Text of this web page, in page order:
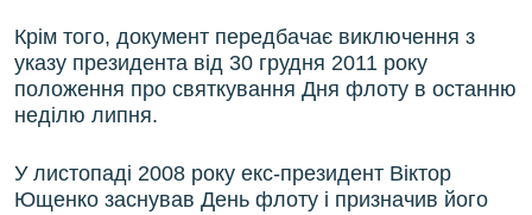
Крім того, документ передбачає виключення з
указу президента від 30 грудня 2011 року
положення про святкування Дня флоту в останню
неділю липня.
У листопаді 2008 року екс-президент Віктор
Ющенко заснував День флоту і призначив його